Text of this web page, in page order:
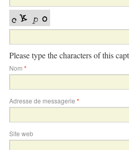
Please type the characters of this
Nom *
Adresse de messagerie *
Site web